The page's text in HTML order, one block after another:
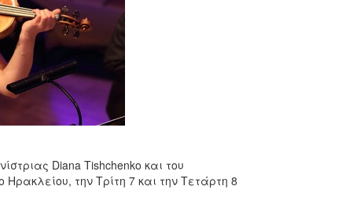
Diana Tishchenko και του
Ηρακλείου, την Τρίτη 7 και την Τετάρτη 8